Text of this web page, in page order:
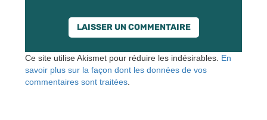
Ce site utilise Akismet pour réduire les indésirables. En
savoir plus sur la façon dont les données de vos
commentaires sont traitées